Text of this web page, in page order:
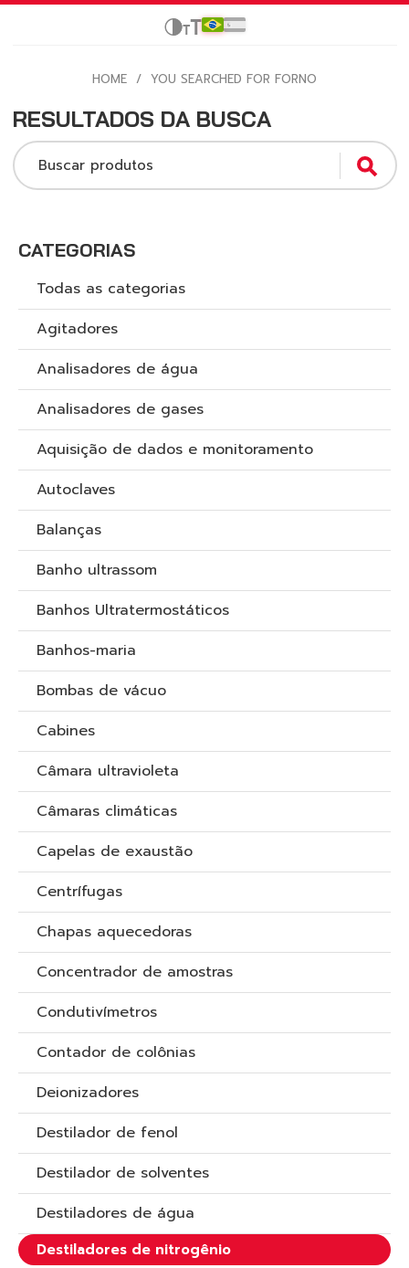
HOME / YOU SEARCHED FOR FORNO
CATEGORIAS
Todas as categorias
Agitadores
Analisadores de água
Analisadores de gases
Aquisição de dados e monitoramento
Autoclaves
Balanças
Banho ultrassom
Banhos Ultratermostáticos
Banhos-maria
Bombas de vácuo
Cabines
Câmara ultravioleta
Câmaras climáticas
Capelas de exaustão
Centrífugas
Chapas aquecedoras
Concentrador de amostras
Condutivímetros
Contador de colônias
Deionizadores
Destilador de fenol
Destilador de solventes
Destiladores de água
Destiladores de nitrogênio
RESULTADOS DA BUSCA
Buscar produtos